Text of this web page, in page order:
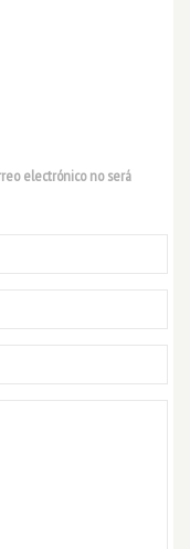
electrónico no será